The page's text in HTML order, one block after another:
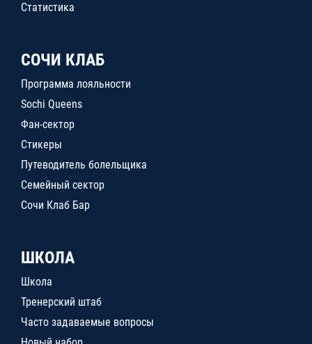
Статистика
СОЧИ КЛАБ
Программа лояльности
Sochi Queens
Фан-сектор
Стикеры
Путеводитель болельщика
Семейный сектор
Сочи Клаб Бар
ШКОЛА
Школа
Тренерский штаб
Часто задаваемые вопросы